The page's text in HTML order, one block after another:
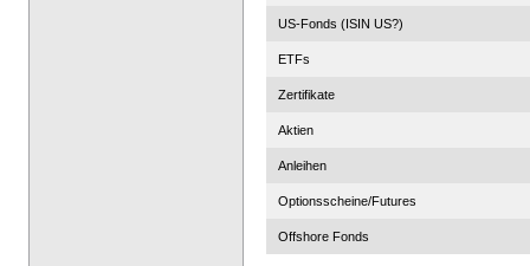
US-Fonds (ISIN US?)
ETFs
Zertifikate
Aktien
Anleihen
Optionsscheine/Futures
Offshore Fonds